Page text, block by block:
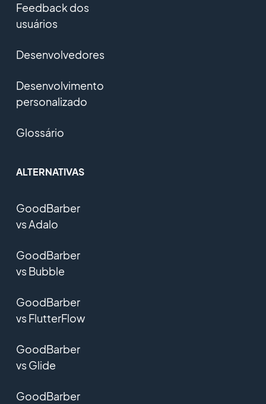
Feedback dos
usuários
Desenvolvedores
Desenvolvimento
personalizado
Glossário
ALTERNATIVAS
GoodBarber
vs Adalo
GoodBarber
vs Bubble
GoodBarber
vs FlutterFlow
GoodBarber
vs Glide
GoodBarber